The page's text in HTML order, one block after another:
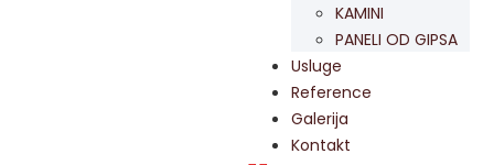
KAMINI
PANELI OD GIPSA
Usluge
Reference
Galerija
Kontakt